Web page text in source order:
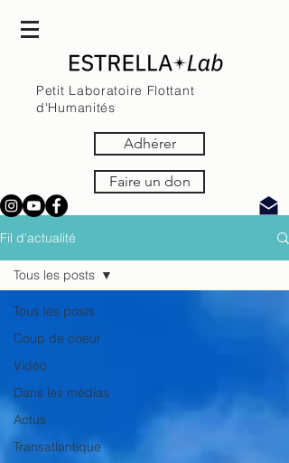
Petit Laboratoire Flottant
d'Humanités
Adhérer
Faire un don
Fil d'actualité
Tous les posts
Coup de coeur
Vidéo
Dans les médias
Actus
Transatlantique
Tous les posts